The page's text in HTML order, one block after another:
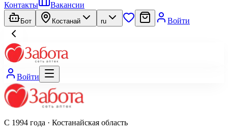
Контакты
Вакансии
Бот Костанай ru Войти
Войти
С 1994 года · Костанайская область